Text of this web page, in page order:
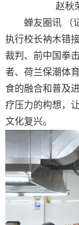
赵秋
蝉友圈讯 （
执行校长衲木错
裁判、前中国拳
者、荷兰保潮体
食的融合和普及
疗压力的构想，
文化复兴。